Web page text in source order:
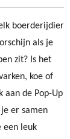
boerderijdier
als je
zit? Is het
koe of
aan de Pop-Up
er samen
een leuk